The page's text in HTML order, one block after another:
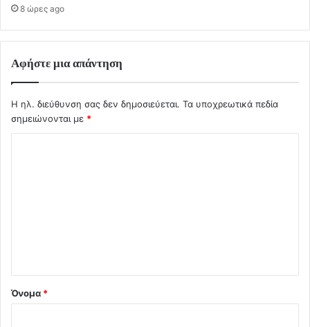
8 ώρες ago
Αφήστε μια απάντηση
Η ηλ. διεύθυνση σας δεν δημοσιεύεται. Τα υποχρεωτικά πεδία
σημειώνονται με *
Όνομα *